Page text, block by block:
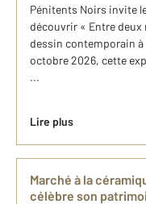
Pénitents Noirs invite
découvrir « Entre
dessin contemporain à
octobre 2026, cette
...
Lire plus
Marché à la
célèbre son